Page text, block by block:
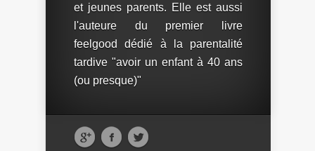
et jeunes parents. Elle est aussi
l'auteure du premier livre
feelgood dédié à la parentalité
tardive "avoir un enfant à 40 ans
(ou presque)"